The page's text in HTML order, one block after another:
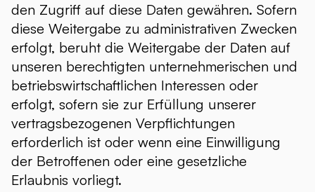
den Zugriff auf diese Daten gewähren. Sofern
diese Weitergabe zu administrativen Zwecken
erfolgt, beruht die Weitergabe der Daten auf
unseren berechtigten unternehmerischen und
betriebswirtschaftlichen Interessen oder
erfolgt, sofern sie zur Erfüllung unserer
vertragsbezogenen Verpflichtungen
erforderlich ist oder wenn eine Einwilligung
der Betroffenen oder eine gesetzliche
Erlaubnis vorliegt.